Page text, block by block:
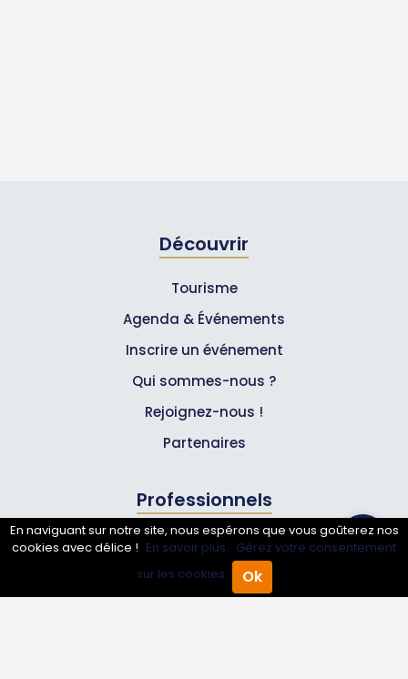
Annuaire Pro Agenda
Découvrir
Tourisme
Agenda & Événements
Inscrire un événement
Qui sommes-nous ?
Rejoignez-nous !
Partenaires
Professionnels
Annuaire pro
Inscrire mon entreprise
En naviguant sur notre site, nous espérons que vous goûterez nos
cookies avec délice ! En savoir plus. Gérez votre consentement
sur les cookies.
Ok